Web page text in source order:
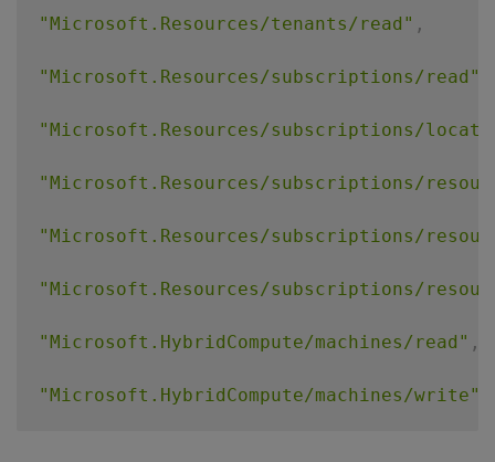
"Microsoft.Resources/tenants/read" ,
"Microsoft.Resources/subscriptions/read"
"Microsoft.Resources/subscriptions/
"Microsoft.Resources/subscriptions/
"Microsoft.Resources/subscriptions/
"Microsoft.Resources/subscriptions/
"Microsoft.HybridCompute/machines/read" ,
"Microsoft.HybridCompute/machines/write"